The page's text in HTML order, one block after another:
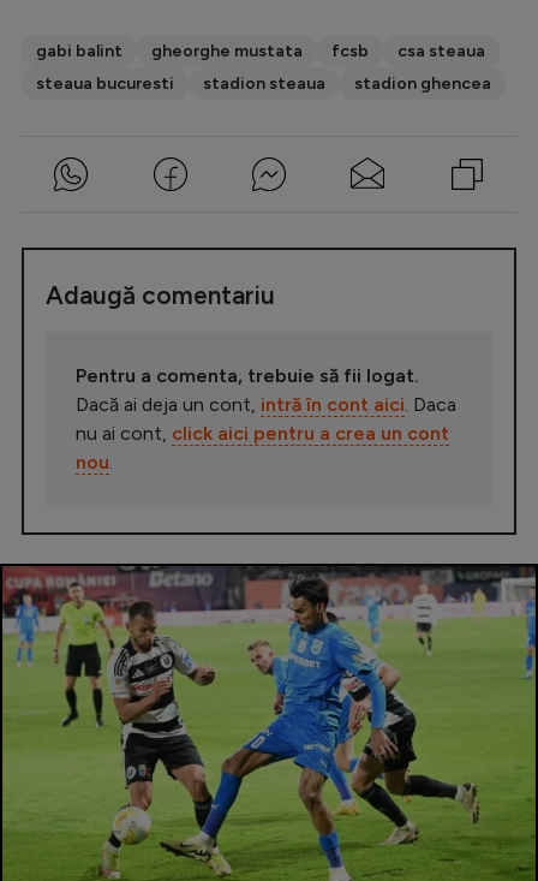
gabi balint gheorghe mustata fcsb
csa steaua
steaua bucuresti
stadion steaua stadion ghencea
Adaugă comentariu
Pentru a comenta, trebuie să fii logat.
Dacă ai deja un cont, intră în cont aici . Daca
nu ai cont, click aici pentru a crea un cont
nou